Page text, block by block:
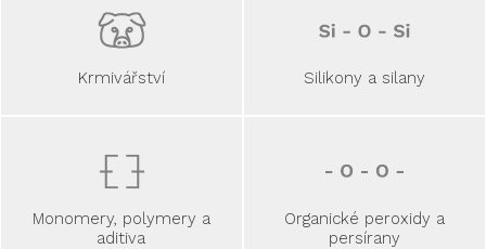
Krmivářství Silikony a silany
Monomery, polymery a
aditiva
Organické peroxidy a
persírany